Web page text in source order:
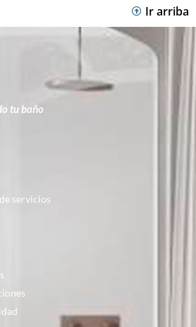
Ir arriba
tu baño
servicios